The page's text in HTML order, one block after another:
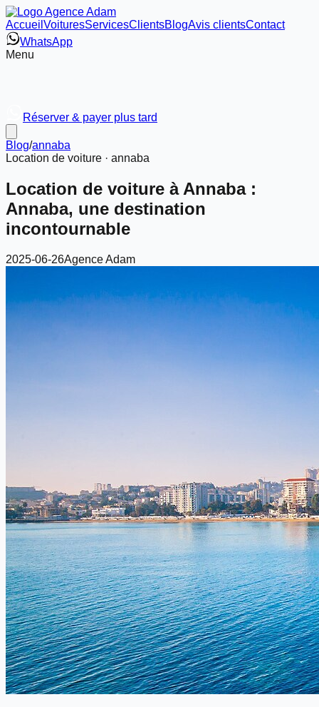
Accueil VoituresServicesClientsBlogAvis clientsContact
WhatsApp
Menu
Réserver & payer plus tard
Blog/annaba
Location de voiture · annaba
Location de voiture à Annaba :
Annaba, une destination
incontournable
2025-06-26Agence Adam